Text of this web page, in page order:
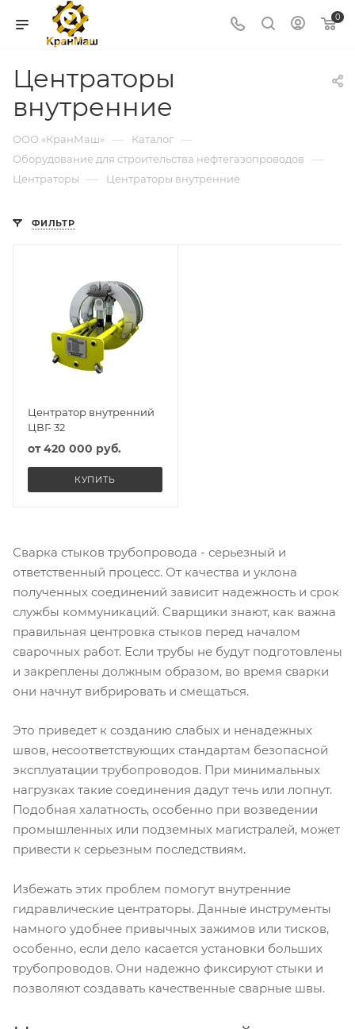
0
Центраторы
внутренние
ООО «КранМаш» — Каталог —
Оборудование для строительства нефтегазопроводов —
Центраторы — Центраторы внутренние
ФИЛЬТР
Центратор внутренний
ЦВГ- 32
от420 000 руб.
КУПИТЬ
Сварка стыков трубопровода - серьезный и
ответственный процесс. От качества и уклона
полученных соединений зависит надежность и срок
службы коммуникаций. Сварщики знают, как важна
правильная центровка стыков перед началом
сварочных работ. Если трубы не будут подготовлены
и закреплены должным образом, во время сварки
они начнут вибрировать и смещаться.
Это приведет к созданию слабых и ненадежных
швов, несоответствующих стандартам безопасной
эксплуатации трубопроводов. При минимальных
нагрузках такие соединения дадут течь или лопнут.
Подобная халатность, особенно при возведении
промышленных или подземных магистралей, может
привести к серьезным последствиям.
Избежать этих проблем помогут внутренние
гидравлические центраторы. Данные инструменты
намного удобнее привычных зажимов или тисков,
особенно, если дело касается установки больших
трубопроводов. Они надежно фиксируют стыки и
позволяют создавать качественные сварные швы.